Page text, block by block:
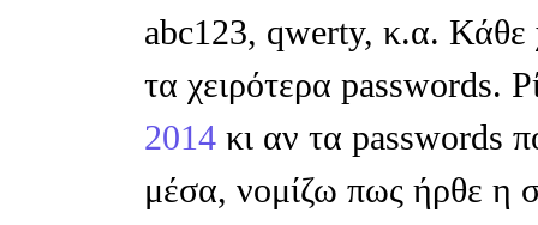
abc123, qwerty, κ.α. Κάθε
τα χειρότερα passwords.
2014 κι αν τα passwords
μέσα, νομίζω πως ήρθε η